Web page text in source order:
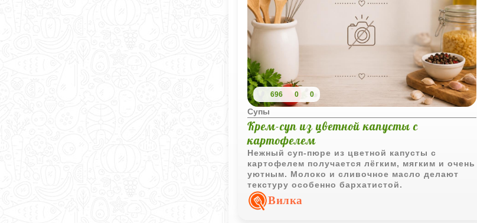
696 0 0
Супы
Крем-суп из цветной капусты с
картофелем
Нежный суп-пюре из цветной капусты с
картофелем получается лёгким, мягким и очень
уютным. Молоко и сливочное масло делают
текстуру особенно бархатистой.
Вилка